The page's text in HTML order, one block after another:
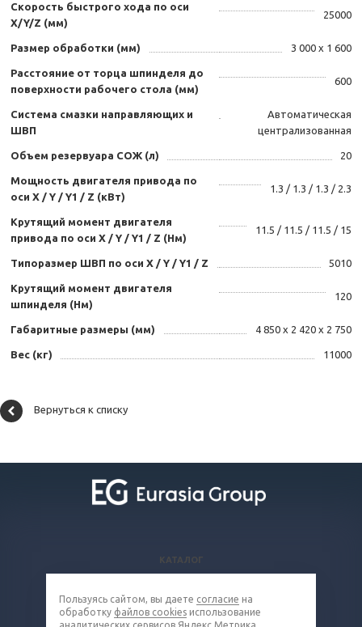
Скорость быстрого хода по оси
X/Y/Z (мм)
25000
Размер обработки (мм) 3 000 х 1 600
Расстояние от торца шпинделя до
поверхности рабочего стола (мм)
600
Система смазки направляющих и
ШВП
Автоматическая
централизованная
Объем резервуара СОЖ (л) 20
Мощность двигателя привода по
оси X / Y / Y1 / Z (кВт)
1.3 / 1.3 / 1.3 / 2.3
Крутящий момент двигателя
привода по оси X / Y / Y1 / Z (Нм)
11.5 / 11.5 / 11.5 / 15
Типоразмер ШВП по оси X / Y / Y1 / Z 5010
Крутящий момент двигателя
шпинделя (Нм)
120
Габаритные размеры (мм) 4 850 х 2 420 х 2 750
Вес (кг) 11000
Вернуться к списку
КАТАЛОГ
КОМПАНИЯ
КОНТАКТЫ
Пользуясь сайтом, вы даете согласие на
обработку файлов cookies использование